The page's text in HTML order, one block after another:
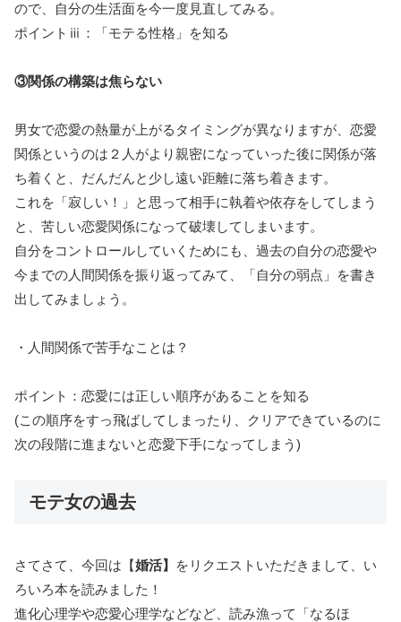
ので、自分の生活面を今一度見直してみる。
ポイントⅲ：「モテる性格」を知る
③関係の構築は焦らない
男女で恋愛の熱量が上がるタイミングが異なりますが、恋愛
関係というのは２人がより親密になっていった後に関係が落
ち着くと、だんだんと少し遠い距離に落ち着きます。
これを「寂しい！」と思って相手に執着や依存をしてしまう
と、苦しい恋愛関係になって破壊してしまいます。
自分をコントロールしていくためにも、過去の自分の恋愛や
今までの人間関係を振り返ってみて、「自分の弱点」を書き
出してみましょう。
・人間関係で苦手なことは？
ポイント：恋愛には正しい順序があることを知る
(この順序をすっ飛ばしてしまったり、クリアできているのに
次の段階に進まないと恋愛下手になってしまう)
モテ女の過去
さてさて、今回は【婚活】
をリクエストいただきまして、い
ろいろ本を読みました！
進化心理学や恋愛心理学などなど、読み漁って「なるほ